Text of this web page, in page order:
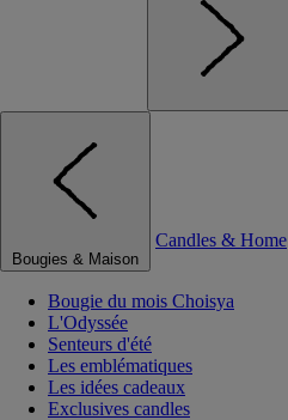
Bougies & Maison
Candles & Home
Bougie du mois Choisya
L'Odyssée
Senteurs d'été
Les emblématiques
Les idées cadeaux
Exclusives candles